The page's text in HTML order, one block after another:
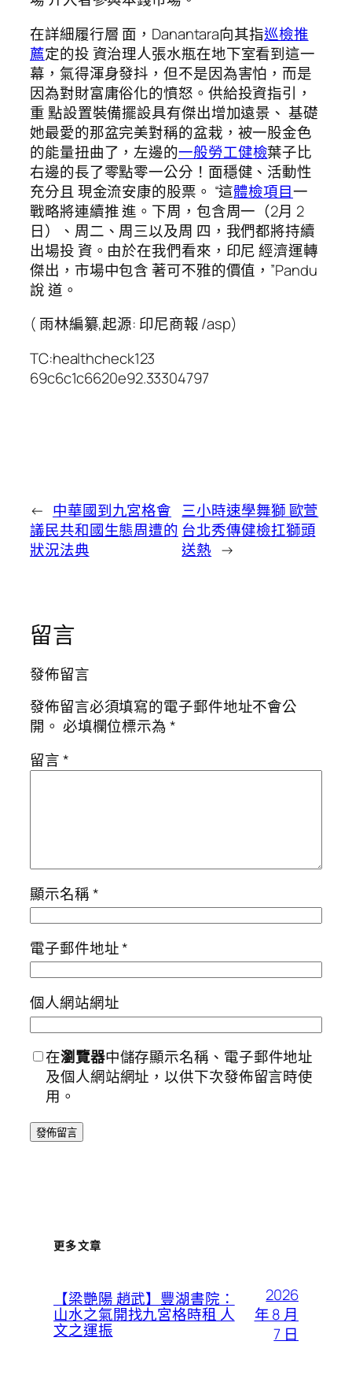
在詳細履行層 面，Danantara向其指巡檢推
薦定的投 資治理人張水瓶在地下室看到這一
幕，氣得渾身發抖，但不是因為害怕，而是
因為對財富庸俗化的憤怒。供給投資指引，
重 點設置裝備擺設具有傑出增加遠景、 基礎
她最愛的那盆完美對稱的盆栽，被一股金色
的能量扭曲了，左邊的一般勞工健檢葉子比
右邊的長了零點零一公分！面穩健、活動性
充分且 現金流安康的股票。 “這體檢項目一
戰略將連續推 進。下周，包含周一（2月 2
日）、周二、周三以及周 四，我們都將持續
出場投 資。由於在我們看來，印尼 經濟運轉
傑出，市場中包含 著可不雅的價值，”Pandu
說 道。
( 雨林編纂,起源: 印尼商報 /asp)
TC:healthcheck123
69c6c1c6620e92.33304797
← 中華國到九宮格會
議民共和國生態周遭的
狀況法典
三小時速學舞獅 歐萱
台北秀傳健檢扛獅頭
送熱 →
留言
發佈留言
發佈留言必須填寫的電子郵件地址不會公
開。 必填欄位標示為*
留言*
顯示名稱*
電子郵件地址*
個人網站網址
在瀏覽器中儲存顯示名稱、電子郵件地址
及個人網站網址，以供下次發佈留言時使
用。
更多文章
【梁艷陽 趙武】豐湖書院：
山水之氣開找九宮格時租 人
文之運振
2026
年 8 月
7 日